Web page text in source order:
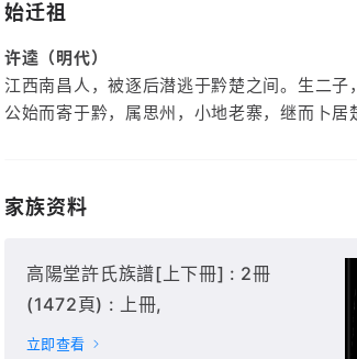
始迁祖
许逵（明代）
江西南昌人，被逐后潜逃于黔楚之间。生二
公始而寄于黔，属思州，小地老寨，继而卜居
家族资料
高陽堂許氏族譜[上下冊] : 2冊
(1472頁) : 上冊,
立即查看